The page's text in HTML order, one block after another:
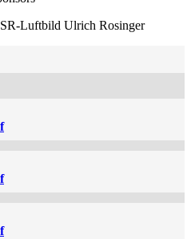
Luftbild Ulrich Rosinger